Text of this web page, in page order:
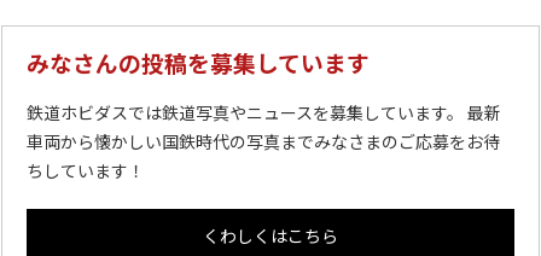
みなさんの投稿を募集しています
鉄道ホビダスでは鉄道写真やニュースを募集しています。 最新
車両から懐かしい国鉄時代の写真までみなさまのご応募をお待
ちしています！
くわしくはこちら